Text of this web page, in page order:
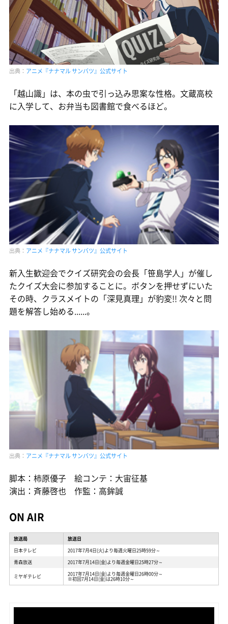
出典： アニメ『ナナマル サンバツ』公式サイト
「越山識」は、本の虫で引っ込み思案な性格。文蔵高校
に入学して、お弁当も図書館で食べるほど。
出典： アニメ『ナナマル サンバツ』公式サイト
新入生歓迎会でクイズ研究会の会長「笹島学人」が催し
たクイズ大会に参加することに。ボタンを押せずにいた
その時、クラスメイトの「深見真理」が豹変!! 次々と問
題を解答し始める......。
出典： アニメ『ナナマル サンバツ』公式サイト
脚本：柿原優子 絵コンテ：大宙征基
演出：斉藤啓也 作監：高鉾誠
ON AIR
放送局
放送日
日本テレビ
2017年7月4日(火)より毎週火曜日25時59分～
青森放送
2017年7月14日(金)より毎週金曜日25時27分～
ミヤギテレビ 2017年7月14日(金)より毎週金曜日26時00分～
※初回7月14日(金)は26時10分～